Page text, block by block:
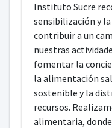
Instituto Sucre
sensibilización y
contribuir a un
nuestras
fomentar la
la alimentación
sostenible y la
recursos.
alimentaria,